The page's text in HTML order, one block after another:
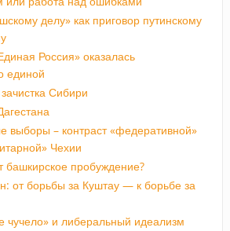
делу» как приговор путинскому
Россия» оказалась
единой
Сибири
выборы – контраст «федеративной»
Чехии
башкирское пробуждение?
от борьбы за Куштау — к борьбе за
чучело» и либеральный идеализм